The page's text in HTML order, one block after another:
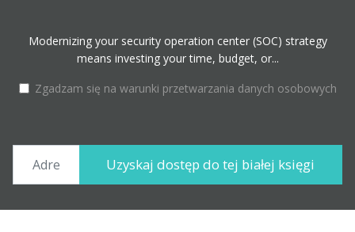
Modernizing your security operation center (SOC) strategy
means investing your time, budget, or...
Zgadzam się na warunki przetwarzania danych osobowych